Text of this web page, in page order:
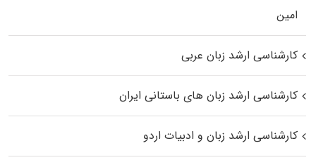
اﻣﻴﻦ
کارشناسی ارشد زبان عربی
کارشناسی ارشد زبان‌ های باستانی ایران
کارشناسی ارشد زبان و ادبیات اردو